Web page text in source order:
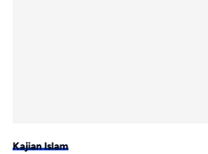
Kajian Islam